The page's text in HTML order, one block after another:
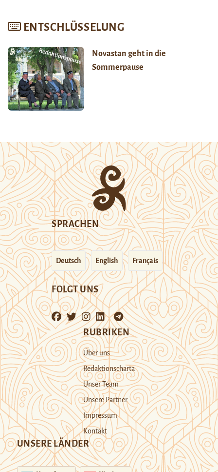
ENTSCHLÜSSELUNG
Novastan geht in die
Sommerpause
SPRACHEN
Deutsch English Français
FOLGT UNS
RUBRIKEN
Über uns
Redaktionscharta
Unser Team
Unsere Partner
Impressum
Kontakt
UNSERE LÄNDER